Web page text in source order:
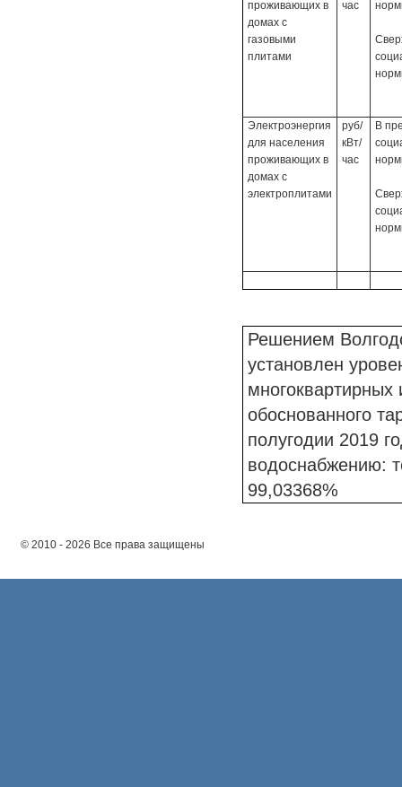
проживающих в
домах с
газовыми
плитами
час
Электроэнергия
для населения
проживающих в
домах с
электроплитами
руб/
кВт/
час
В
Решением
установлен
многоквартирных
обоснованного
полугодии 2019
водоснабжению:
99,03368%
© 2010 - 2026 Все права защищены